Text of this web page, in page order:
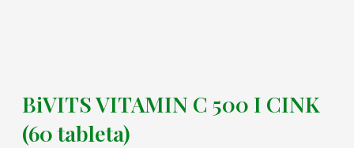
BiVITS VITAMIN C 500 I CINK
(60 tableta)